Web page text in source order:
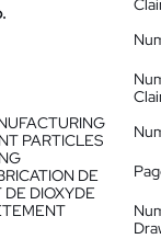
PARTICLES
DE
DE DIOXYDE